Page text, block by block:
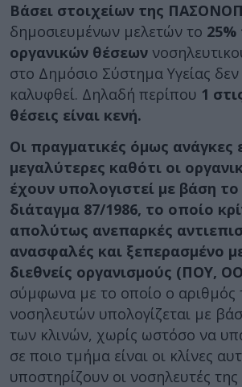
Βάσει στοιχείων της
δημοσιευμένων μελετών το
οργανικών θέσεων
στο Δημόσιο Σύστημα Υγείας
καλυφθεί. Δηλαδή περίπου 1
θέσεις είναι κενή.
Οι πραγματικές όμως ανάγκες
μεγαλύτερες καθότι οι
έχουν υπολογιστεί με βάση
διάταγμα 87/1986, το οποίο
απολύτως ανεπαρκές
ανασφαλές και ξεπερασμένο
διεθνείς οργανισμούς (ΠΟΥ,
σύμφωνα με το οποίο o αριθμός
νοσηλευτών υπολογίζεται με
των κλινών, χωρίς ωστόσο να
σε ποιο τμήμα είναι οι κλίνες
υποστηρίζουν οι νοσηλευτές